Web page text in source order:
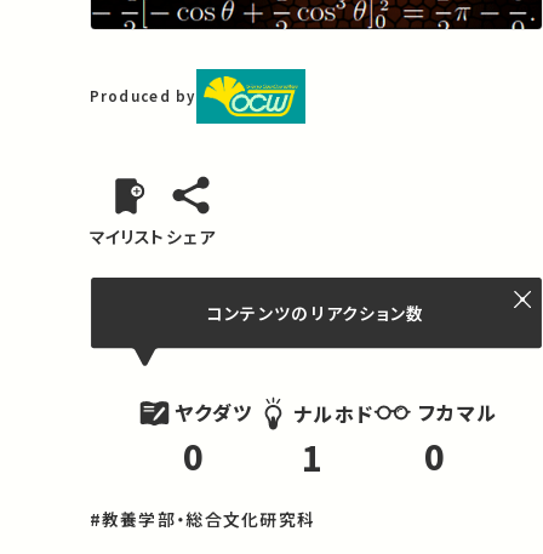
Produced by
マイリスト シェア
コンテンツの リアクション数
ヤクダツ
0
ナルホド
1
フカマル
0
#教養学部・総合文化研究科